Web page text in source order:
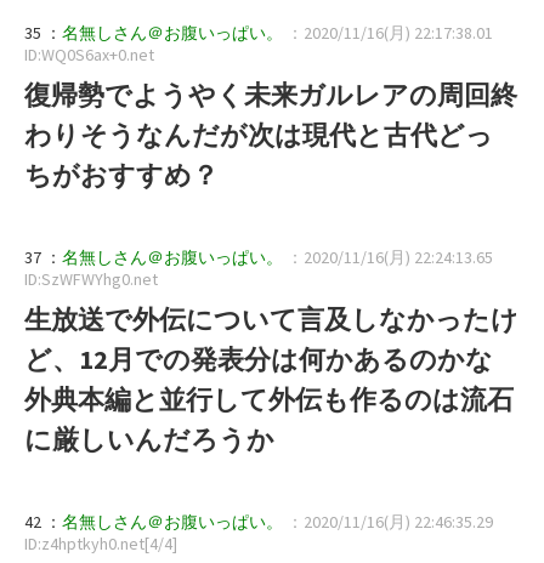
35 ： 名無しさん＠お腹いっぱい。
：2020/11/16(月) 22:17:38.01
ID:WQ0S6ax+0.net
復帰勢でようやく未来ガルレアの周回終
わりそうなんだが次は現代と古代どっ
ちがおすすめ？
37 ： 名無しさん＠お腹いっぱい。
：2020/11/16(月) 22:24:13.65
ID:SzWFWYhg0.net
生放送で外伝について言及しなかったけ
ど、12月での発表分は何かあるのかな
外典本編と並行して外伝も作るのは流石
に厳しいんだろうか
42 ： 名無しさん＠お腹いっぱい。
：2020/11/16(月) 22:46:35.29
ID:z4hptkyh0.net[4/4]